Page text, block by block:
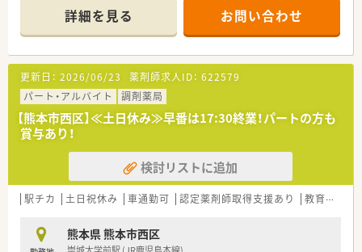
■内科や消化器科、胃腸科をメインに応需しており、1日あたり
の処方箋枚数は平均30枚から40枚と落ち着いたペースで業務に
当たれます。
■薬剤師は常勤1名が在籍し、事務スタッフはパート5名で構成
されており、常時2名から3名が在勤して業務を力強くサポート
しています。
【募集背景と求める人物像について】
■地域医療への貢献度を高めるための増員募集であり、特に在宅
業務や患者様との対話に意欲的に取り組んでいただける方を急
募しています。
■特定の経験年数は問いませんが、内科系の処方に慣れている方
や、未病・予防の観点から生活習慣のアドバイスができる方を歓
迎します。
協力しながら、明るく誠実な対応ができる薬剤師の方を求めてい
ます。
詳細を見る お問い合わせ
更新日： 2026/06/23 薬剤師求人ID： 622579
パート・アルバイト
調剤薬局
【熊本市西区】≪土日休み≫早番は17:30終業！パートの方も
賞与あり！
検討リストに追加
駅チカ 土日祝休み 車通勤可 認定薬剤師取得支援あり 教育制度あり
熊本県 熊本市西区